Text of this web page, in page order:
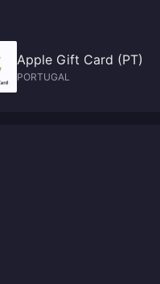
Apple Gift Card (PT)
PORTUGAL